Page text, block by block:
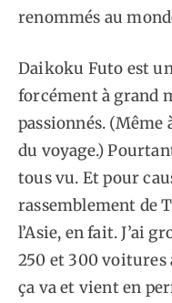
renommés au
Daikoku Futo est
forcément à grand
passionnés.
du voyage.)
tous vu. Et pour
rassemblement de
l’Asie, en fait. J’ai
250 et 300 voitures
ça va et vient en